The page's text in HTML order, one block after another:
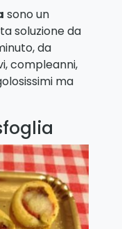
sono un
soluzione da
da
compleanni,
ma